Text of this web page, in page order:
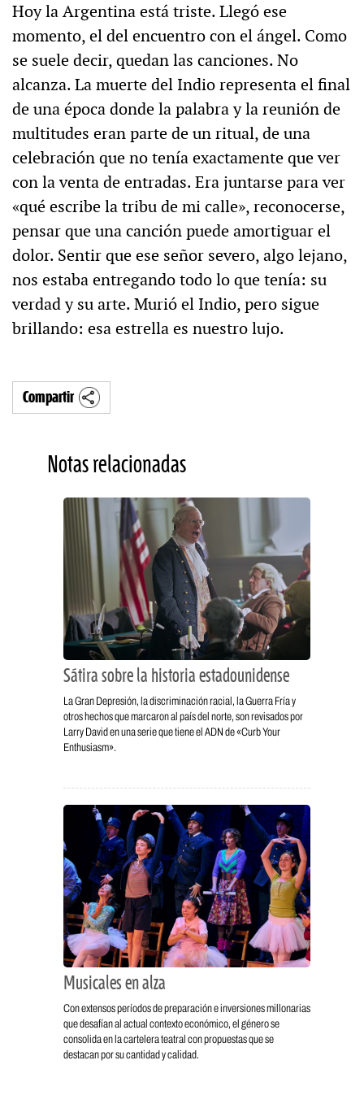
Hoy la Argentina está triste. Llegó ese
momento, el del encuentro con el ángel. Como
se suele decir, quedan las canciones. No
alcanza. La muerte del Indio representa el final
de una época donde la palabra y la reunión de
multitudes eran parte de un ritual, de una
celebración que no tenía exactamente que ver
con la venta de entradas. Era juntarse para ver
«qué escribe la tribu de mi calle», reconocerse,
pensar que una canción puede amortiguar el
dolor. Sentir que ese señor severo, algo lejano,
nos estaba entregando todo lo que tenía: su
verdad y su arte. Murió el Indio, pero sigue
brillando: esa estrella es nuestro lujo.
Compartir
Notas relacionadas
Sátira sobre la historia estadounidense
La Gran Depresión, la discriminación racial, la Guerra Fría y
otros hechos que marcaron al país del norte, son revisados por
Larry David en una serie que tiene el ADN de «Curb Your
Enthusiasm».
Musicales en alza
Con extensos períodos de preparación e inversiones millonarias
que desafían al actual contexto económico, el género se
consolida en la cartelera teatral con propuestas que se
destacan por su cantidad y calidad.